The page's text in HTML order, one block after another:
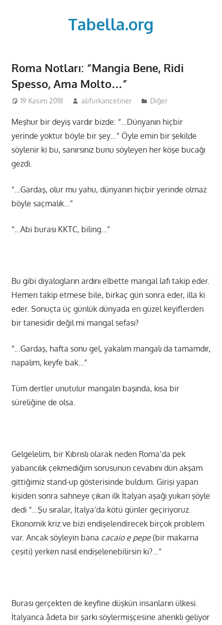
Tabella.org
Roma Notları: “Mangia Bene, Ridi
Spesso, Ama Molto…”
19 Kasım 2018 alifurkancetiner Diğer
Meşhur bir deyiş vardır bizde: “…Dünyanın hiçbir
yerinde yoktur böyle bir şey…” Öyle emin bir şekilde
söylenir ki bu, sanırsınız bunu söyleyen her köşe bucağı
gezdi.
“…Gardaş, olur mu yahu, dünyanın hiçbir yerinde olmaz
böyle saçmalık…”
“…Abi burası KKTC, biling…”
Bu gibi diyalogların ardını elbette mangal lafı takip eder.
Hemen takip etmese bile, birkaç gün sonra eder, illa ki
eder. Sonuçta üç günlük dünyada en güzel keyiflerden
bir tanesidir değil mi mangal sefası?
“…Gardaş, hafta sonu gel, yakalım mangalı da tamamdır,
napalım, keyfe bak…”
Tüm dertler unutulur mangalın başında, kısa bir
süreliğine de olsa.
Gelgelelim, bir Kıbrıslı olarak neden Roma’da pek
yabancılık çekmediğim sorusunun cevabını dün akşam
gittiğimiz stand-up gösterisinde buldum. Girişi yapan
kişiden sonra sahneye çıkan ilk İtalyan aşağı yukarı şöyle
dedi “…Şu sıralar, İtalya’da kötü günler geçiriyoruz.
Ekonomik kriz ve bizi endişelendirecek birçok problem
var. Ancak söyleyin bana cacaio e pepe(bir makarna
çeşiti) yerken nasıl endişelenebilirsin ki?…”
Burası gerçekten de keyfine düşkün insanların ülkesi.
İtalyanca âdeta bir şarkı söylermişçesine ahenkli geliyor